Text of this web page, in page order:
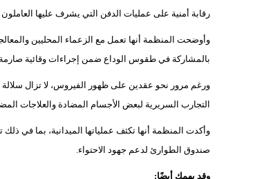
رقابة أمنية على عمليات الدفن التي يشرف عليها
وأوضحت المنظمة أنها تعمل مع الزعماء المحليين
بالمشاركة في طقوس الوداع ضمن إجراءات وقائية
ورغم مرور نحو عقدين على ظهور الفيروس، لا تزال سلالة
التجارب السريرية لبعض الأجسام المضادة والعلاجات
صندوق الطوارئ لدعم جهود الاحتواء.
وقد يهمك أيضًا: